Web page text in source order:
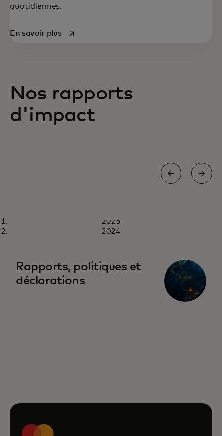
quotidiennes.
En savoir pluss’ouvre dans un nouvel onglet
Nos rapports
d'impact
Téléchargez maintenant
2025
2024
Rapports, politiques et
déclarations